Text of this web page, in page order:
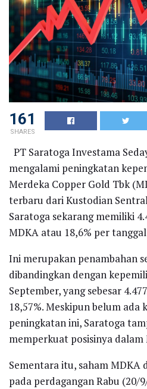
161
SHARES
PT Saratoga Investama
mengalami peningkatan
Merdeka Copper Gold Tbk
terbaru dari Kustodian
Saratoga sekarang memiliki
MDKA atau 18,6% per
Ini merupakan penambahan
dibandingkan dengan
September, yang sebesar
18,57%. Meskipun belum
peningkatan ini, Saratoga
memperkuat posisinya dalam
Sementara itu, saham
pada perdagangan Rabu (20/